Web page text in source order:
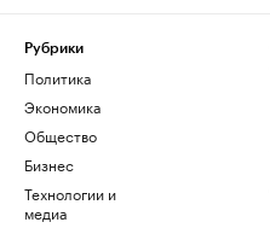
Рубрики
Политика
Экономика
Общество
Бизнес
Технологии и
медиа